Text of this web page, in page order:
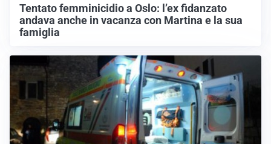
Tentato femminicidio a Oslo: l’ex fidanzato
andava anche in vacanza con Martina e la sua
famiglia